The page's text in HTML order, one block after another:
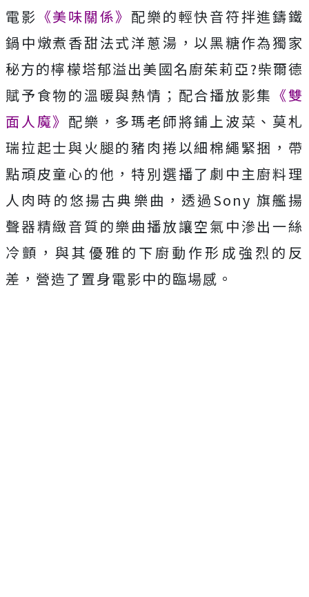
電影 《美味關係》 配樂的輕快音符拌進鑄鐵
鍋中燉煮香甜法式洋蔥湯，以黑糖作為獨家
秘方的檸檬塔郁溢出美國名廚茱莉亞?柴爾德
賦予食物的溫暖與熱情；配合播放影集 《雙
面人魔》 配樂，多瑪老師將鋪上波菜、莫札
瑞拉起士與火腿的豬肉捲以細棉繩緊捆，帶
點頑皮童心的他，特別選播了劇中主廚料理
人肉時的悠揚古典樂曲，透過Sony 旗艦揚
聲器精緻音質的樂曲播放讓空氣中滲出一絲
冷顫，與其優雅的下廚動作形成強烈的反
差，營造了置身電影中的臨場感。